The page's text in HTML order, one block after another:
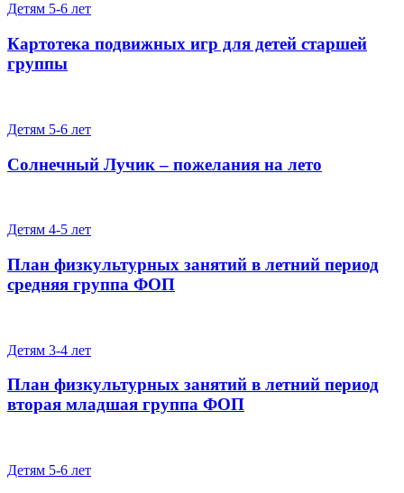
Детям 5-6 лет
Картотека подвижных игр для детей старшей
группы
Детям 5-6 лет
Солнечный Лучик – пожелания на лето
Детям 4-5 лет
План физкультурных занятий в летний период
средняя группа ФОП
Детям 3-4 лет
План физкультурных занятий в летний период
вторая младшая группа ФОП
Детям 5-6 лет